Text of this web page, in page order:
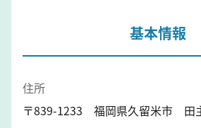
基本情報
住所
〒839-1233 福岡県久留米市 田